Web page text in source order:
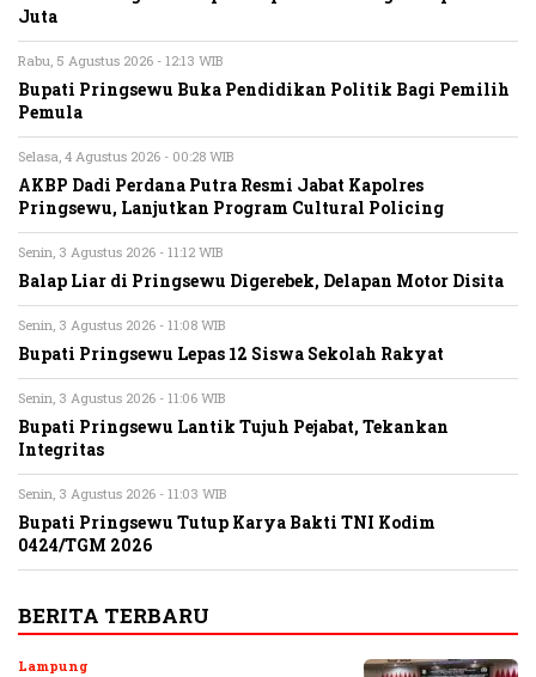
Juta
Rabu, 5 Agustus 2026 - 12:13 WIB
Bupati Pringsewu Buka Pendidikan Politik Bagi Pemilih
Pemula
Selasa, 4 Agustus 2026 - 00:28 WIB
AKBP Dadi Perdana Putra Resmi Jabat Kapolres
Pringsewu, Lanjutkan Program Cultural Policing
Senin, 3 Agustus 2026 - 11:12 WIB
Balap Liar di Pringsewu Digerebek, Delapan Motor Disita
Senin, 3 Agustus 2026 - 11:08 WIB
Bupati Pringsewu Lepas 12 Siswa Sekolah Rakyat
Senin, 3 Agustus 2026 - 11:06 WIB
Bupati Pringsewu Lantik Tujuh Pejabat, Tekankan
Integritas
Senin, 3 Agustus 2026 - 11:03 WIB
Bupati Pringsewu Tutup Karya Bakti TNI Kodim
0424/TGM 2026
BERITA TERBARU
Lampung